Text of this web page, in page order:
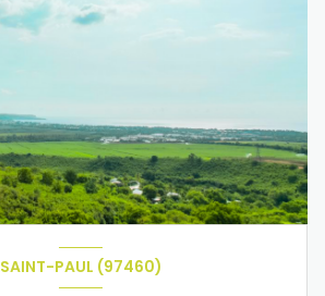
SAINT-PAUL (97460)